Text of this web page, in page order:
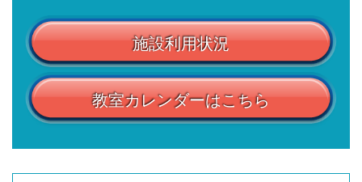
施設利用状況
教室カレンダーはこちら